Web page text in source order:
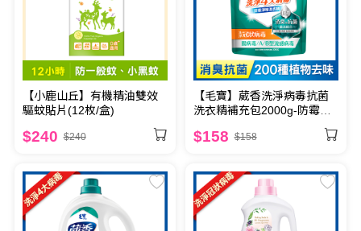
【小鹿山丘】有機精油雙效
驅蚊貼片(12枚/盒)
$240 $240
【毛寶】葳香洗淨病毒抗菌
洗衣精補充包2000g-防霉淨
$158 $158